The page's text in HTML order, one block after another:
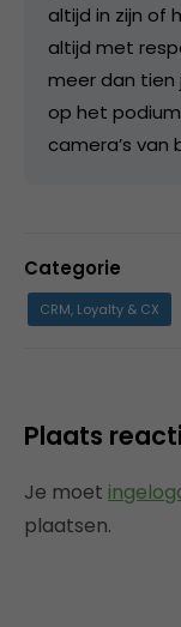
altijd in zijn of
altijd met
meer dan tien
op het
camera’s van
Categorie
CRM, Loyalty & CX
Plaats
Je moet
plaatsen.